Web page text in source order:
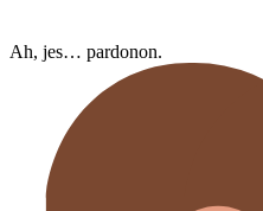
Ah, jes… pardonon.